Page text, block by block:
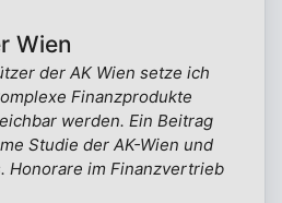
Wien
der AK Wien setze ich
Finanzprodukte
werden. Ein Beitrag
Studie der AK-Wien und
Honorare im Finanzvertrieb